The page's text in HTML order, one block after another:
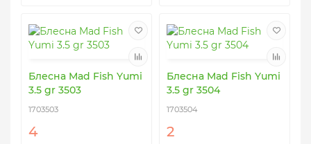
Блесна Mad Fish Yumi
3.5 gr 3503
1703503
4
Блесна Mad Fish Yumi
3.5 gr 3504
1703504
2